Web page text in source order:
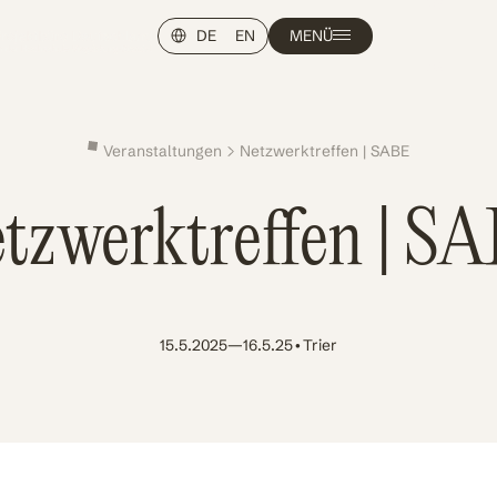
DE EN MENÜ
Veranstaltungen Netzwerktreffen | SABE
|
15.5.2025—16.5.25•Trier